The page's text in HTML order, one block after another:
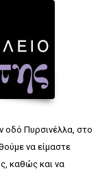
οδό Πυρσινέλλα, στο
να είμαστε
καθώς και να